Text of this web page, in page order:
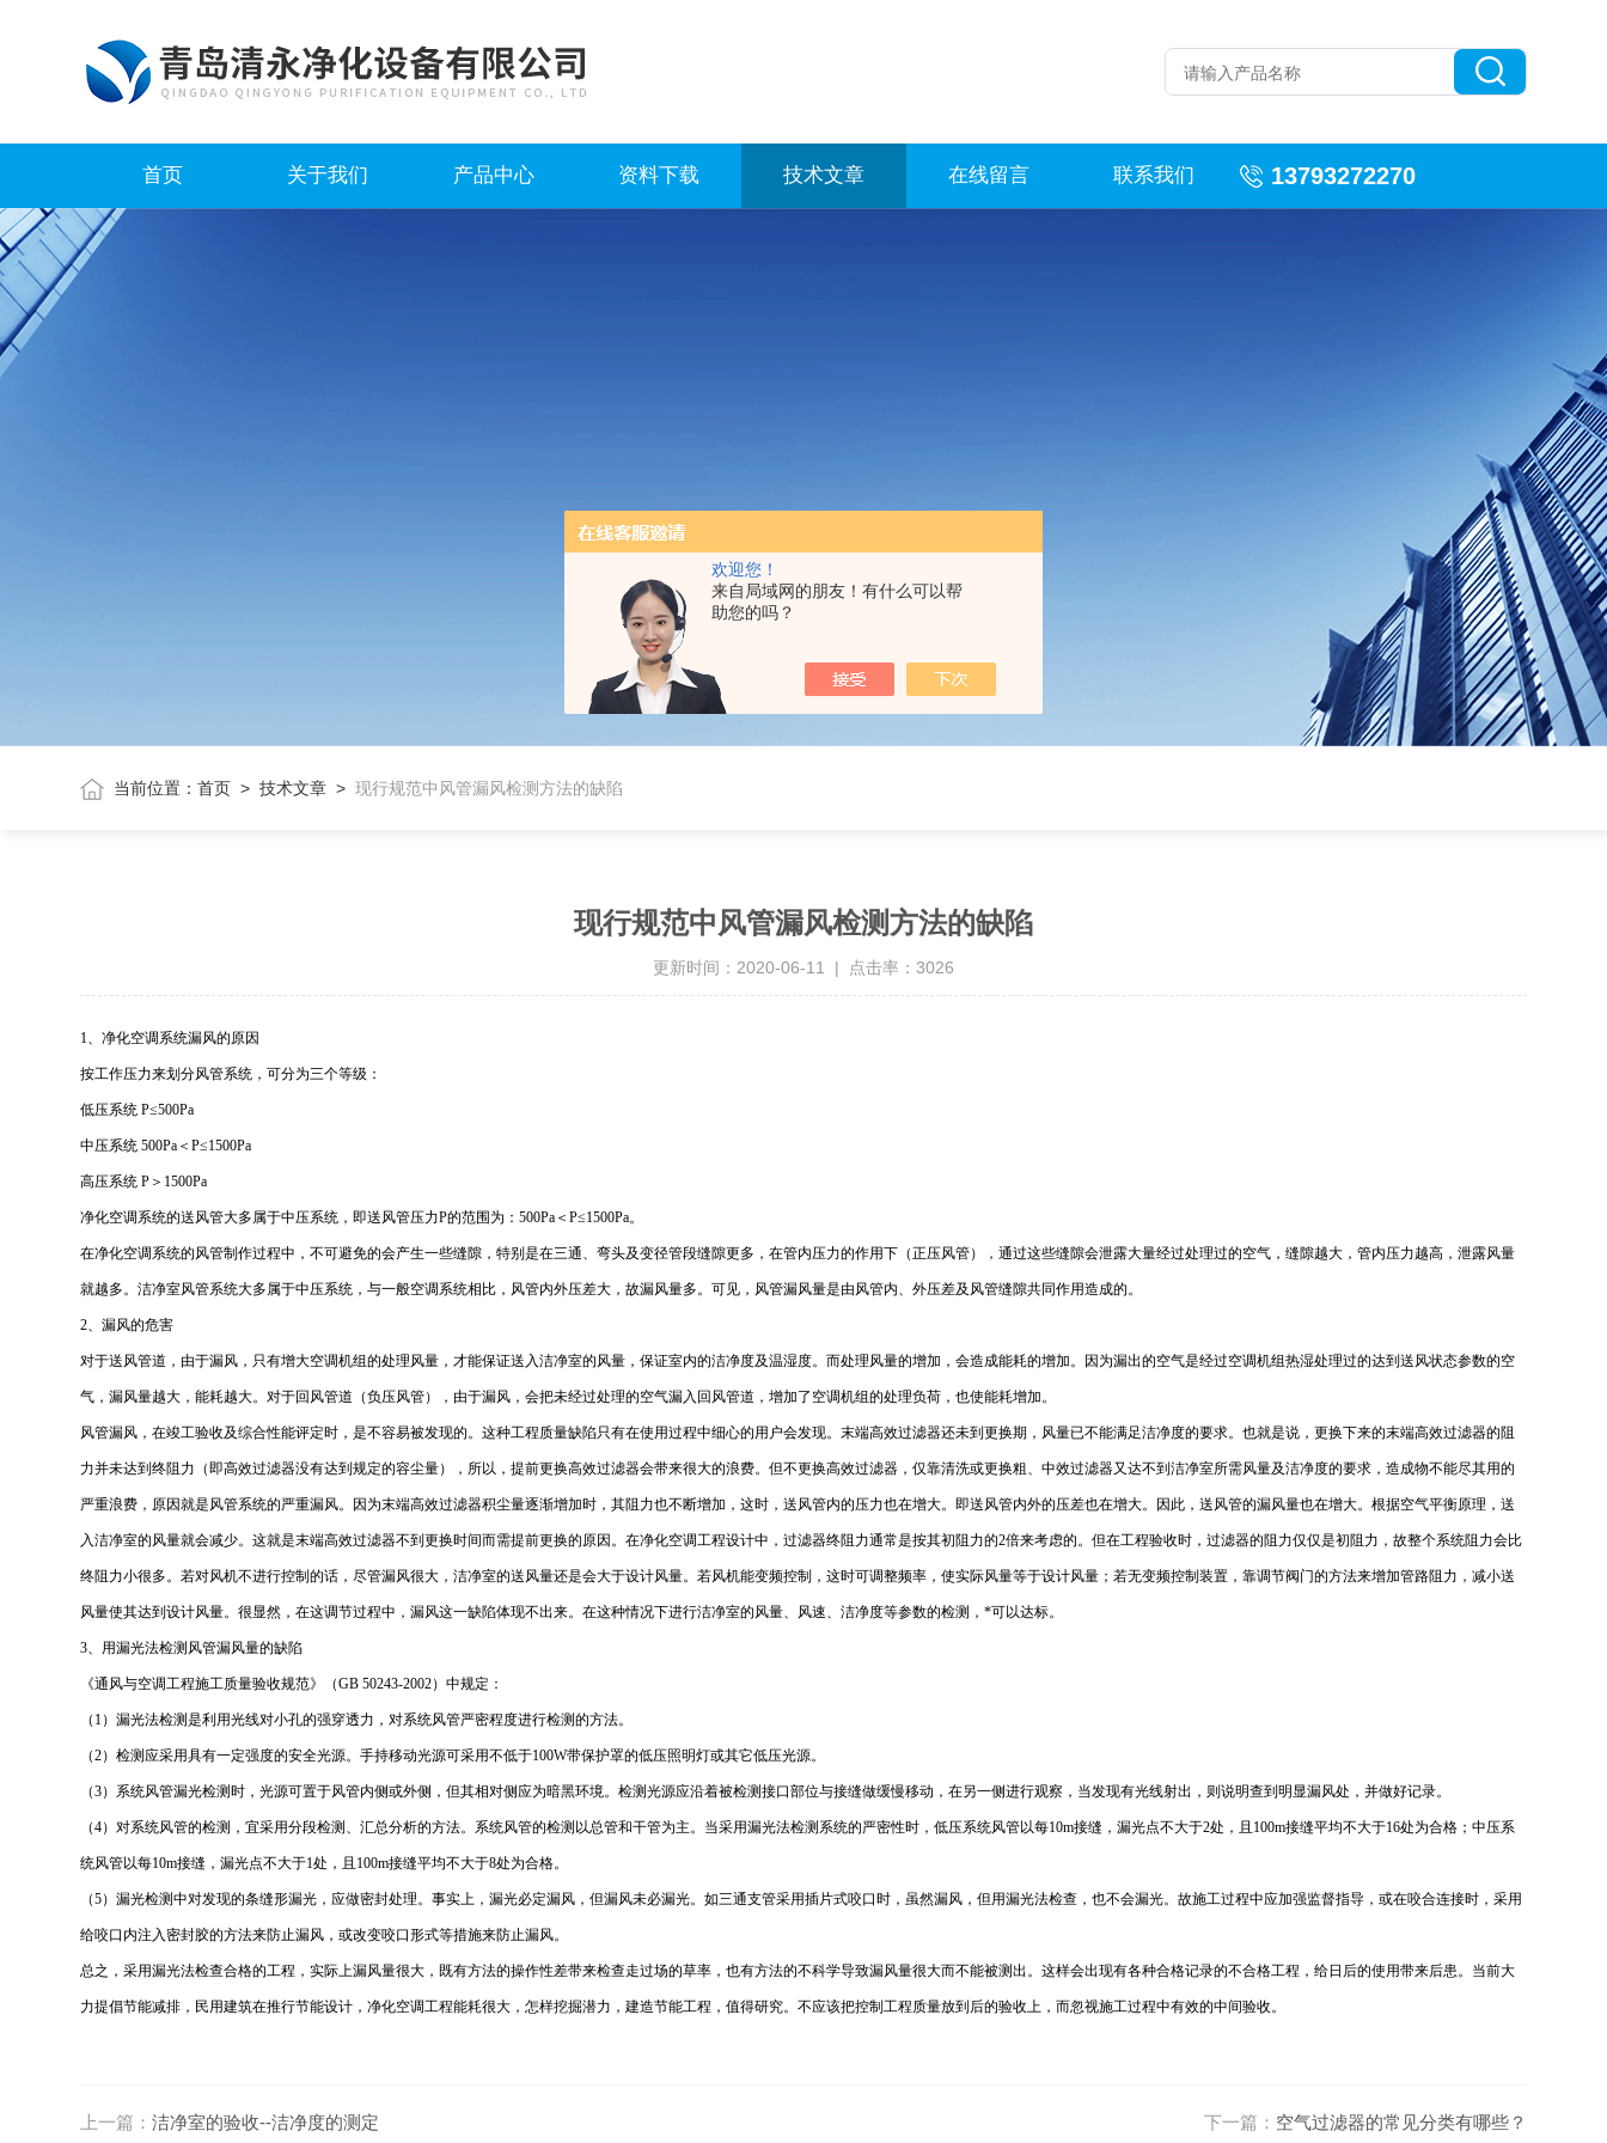
欢迎您！
来自局域网的朋友！有什么可以帮
助您的吗？
首页 关于我们 产品中心 资料下载 技术文章 在线留言 联系我们 13793272270
当前位置：首页 >技术文章 >现行规范中风管漏风检测方法的缺陷
现行规范中风管漏风检测方法的缺陷
更新时间：2020-06-11 | 点击率：3026
1、净化空调系统漏风的原因
按工作压力来划分风管系统，可分为三个等级：
低压系统 P≤500Pa
中压系统 500Pa＜P≤1500Pa
高压系统 P＞1500Pa
净化空调系统的送风管大多属于中压系统，即送风管压力P的范围为：500Pa＜P≤1500Pa。
在净化空调系统的风管制作过程中，不可避免的会产生一些缝隙，特别是在三通、弯头及变径管段缝隙更多，在管内压力的作用下（正压风管），通过这些缝隙会泄露大量经过处理过的空气，缝隙越大，管内压力越高，泄露风量
就越多。洁净室风管系统大多属于中压系统，与一般空调系统相比，风管内外压差大，故漏风量多。可见，风管漏风量是由风管内、外压差及风管缝隙共同作用造成的。
2、漏风的危害
对于送风管道，由于漏风，只有增大空调机组的处理风量，才能保证送入洁净室的风量，保证室内的洁净度及温湿度。而处理风量的增加，会造成能耗的增加。因为漏出的空气是经过空调机组热湿处理过的达到送风状态参数的空
气，漏风量越大，能耗越大。对于回风管道（负压风管），由于漏风，会把未经过处理的空气漏入回风管道，增加了空调机组的处理负荷，也使能耗增加。
风管漏风，在竣工验收及综合性能评定时，是不容易被发现的。这种工程质量缺陷只有在使用过程中细心的用户会发现。末端高效过滤器还未到更换期，风量已不能满足洁净度的要求。也就是说，更换下来的末端高效过滤器的阻
力并未达到终阻力（即高效过滤器没有达到规定的容尘量），所以，提前更换高效过滤器会带来很大的浪费。但不更换高效过滤器，仅靠清洗或更换粗、中效过滤器又达不到洁净室所需风量及洁净度的要求，造成物不能尽其用的
严重浪费，原因就是风管系统的严重漏风。因为末端高效过滤器积尘量逐渐增加时，其阻力也不断增加，这时，送风管内的压力也在增大。即送风管内外的压差也在增大。因此，送风管的漏风量也在增大。根据空气平衡原理，送
入洁净室的风量就会减少。这就是末端高效过滤器不到更换时间而需提前更换的原因。在净化空调工程设计中，过滤器终阻力通常是按其初阻力的2倍来考虑的。但在工程验收时，过滤器的阻力仅仅是初阻力，故整个系统阻力会比
终阻力小很多。若对风机不进行控制的话，尽管漏风很大，洁净室的送风量还是会大于设计风量。若风机能变频控制，这时可调整频率，使实际风量等于设计风量；若无变频控制装置，靠调节阀门的方法来增加管路阻力，减小送
风量使其达到设计风量。很显然，在这调节过程中，漏风这一缺陷体现不出来。在这种情况下进行洁净室的风量、风速、洁净度等参数的检测，*可以达标。
3、用漏光法检测风管漏风量的缺陷
《通风与空调工程施工质量验收规范》（GB 50243-2002）中规定：
（1）漏光法检测是利用光线对小孔的强穿透力，对系统风管严密程度进行检测的方法。
（2）检测应采用具有一定强度的安全光源。手持移动光源可采用不低于100W带保护罩的低压照明灯或其它低压光源。
（3）系统风管漏光检测时，光源可置于风管内侧或外侧，但其相对侧应为暗黑环境。检测光源应沿着被检测接口部位与接缝做缓慢移动，在另一侧进行观察，当发现有光线射出，则说明查到明显漏风处，并做好记录。
（4）对系统风管的检测，宜采用分段检测、汇总分析的方法。系统风管的检测以总管和干管为主。当采用漏光法检测系统的严密性时，低压系统风管以每10m接缝，漏光点不大于2处，且100m接缝平均不大于16处为合格；中压系
统风管以每10m接缝，漏光点不大于1处，且100m接缝平均不大于8处为合格。
（5）漏光检测中对发现的条缝形漏光，应做密封处理。事实上，漏光必定漏风，但漏风未必漏光。如三通支管采用插片式咬口时，虽然漏风，但用漏光法检查，也不会漏光。故施工过程中应加强监督指导，或在咬合连接时，采用
给咬口内注入密封胶的方法来防止漏风，或改变咬口形式等措施来防止漏风。
总之，采用漏光法检查合格的工程，实际上漏风量很大，既有方法的操作性差带来检查走过场的草率，也有方法的不科学导致漏风量很大而不能被测出。这样会出现有各种合格记录的不合格工程，给日后的使用带来后患。当前大
力提倡节能减排，民用建筑在推行节能设计，净化空调工程能耗很大，怎样挖掘潜力，建造节能工程，值得研究。不应该把控制工程质量放到后的验收上，而忽视施工过程中有效的中间验收。
上一篇：洁净室的验收--洁净度的测定 下一篇： 空气过滤器的常见分类有哪些？